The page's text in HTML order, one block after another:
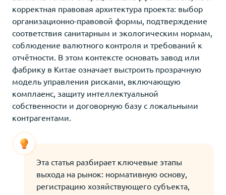
корректная правовая архитектура проекта: выбор
организационно-правовой формы, подтверждение
соответствия санитарным и экологическим нормам,
соблюдение валютного контроля и требований к
отчётности. В этом контексте основать завод или
фабрику в Китае означает выстроить прозрачную
модель управления рисками, включающую
комплаенс, защиту интеллектуальной
собственности и договорную базу с локальными
контрагентами.
Эта статья разбирает ключевые этапы
выхода на рынок: нормативную основу,
регистрацию хозяйствующего субъекта,